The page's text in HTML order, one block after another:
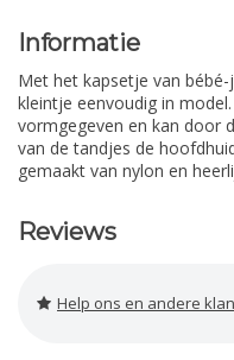
Informatie
Met het kapsetje van
kleintje eenvoudig in
vormgegeven en kan door
van de tandjes de
gemaakt van nylon en
Reviews
Help ons en andere